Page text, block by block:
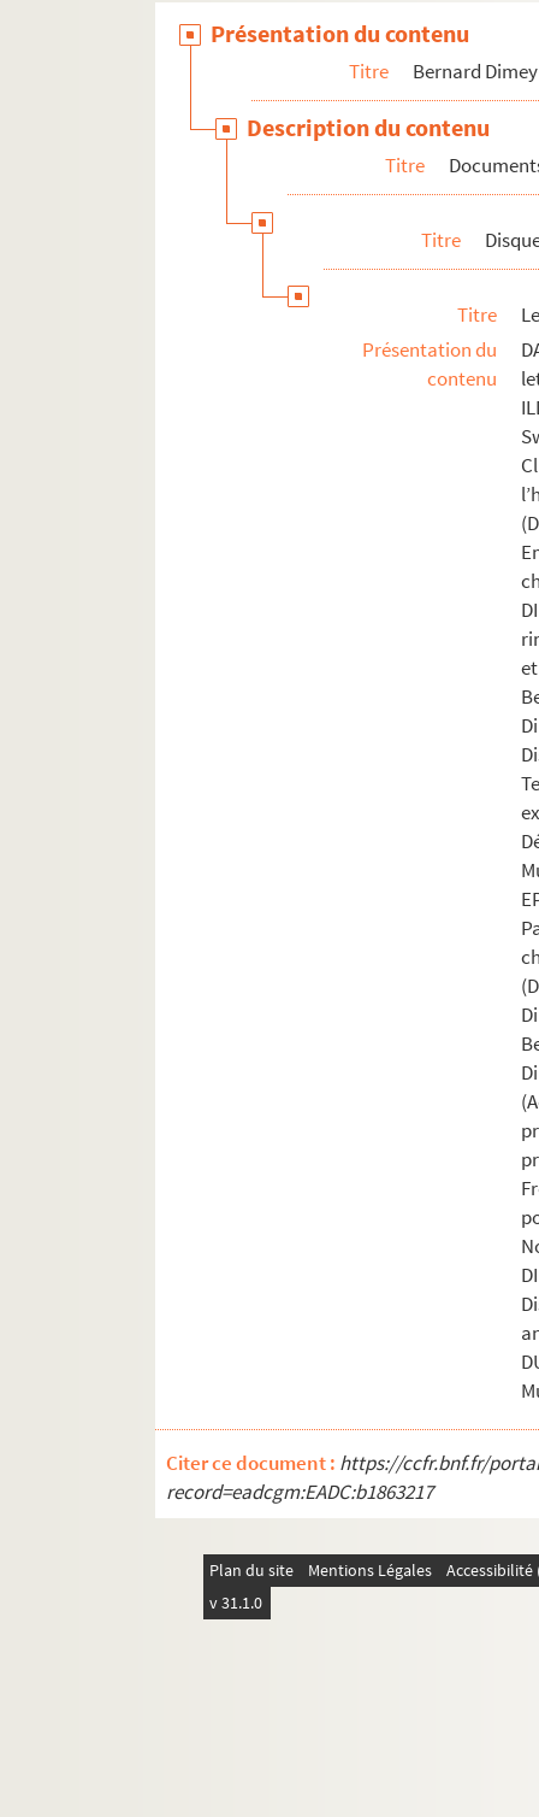
Présentation du contenu
Titre Bernard Dimey
Description du contenu
Titre
Titre
Titre
Présentation du
contenu
Citer ce document : https://ccfr.bnf.fr/
record=eadcgm:EADC:b1863217
Plan du site Mentions Légales
v 31.1.0